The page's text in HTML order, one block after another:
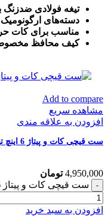
تیغه فولادی ضدزنگ
دسته‌های
مناسب برای کات
کیف محافظ مخصوص
Add to compare
مشاهده سریع
افزودن به علاقه مندی
ست قیچی کات و پیتاژ 6 اینچ تیغه ژاپنی مکسینال
4,950,000 تومان
ست قیچی کات و پیتاژ 6 اینچ تیغه ژاپنی مکسینال عدد
افزودن به سبد خرید